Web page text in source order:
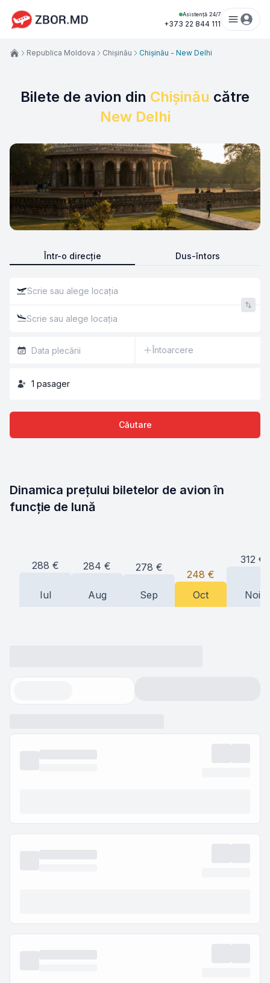
Asistență 24/7
+373 22 844 111
Bilete de avion din Chișinău către
New Delhi
Într-o direcție Dus-întors
Întoarcere
1 pasager
Căutare
Republica Moldova Chișinău Chișinău - New Delhi
Dinamica prețului biletelor de avion în
funcție de lună
288 €
Iul
284 €
Aug
278 €
Sep
248 €
Oct
312 €
Noi